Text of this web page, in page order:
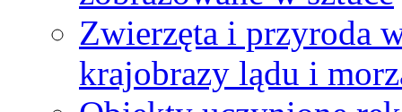
Zwierzęta i przyroda
krajobrazy lądu i